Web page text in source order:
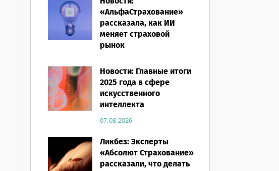
«АльфаСтрахование»
рассказала, как ИИ
меняет страховой
рынок
Новости: Главные итоги
2025 года в сфере
искусственного
интеллекта
07.08.2026
Ликбез: Эксперты
«Абсолют Страхование»
рассказали, что делать